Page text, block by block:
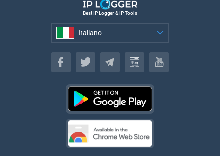
Best IP Logger & IP Tools
Italiano
Italiano